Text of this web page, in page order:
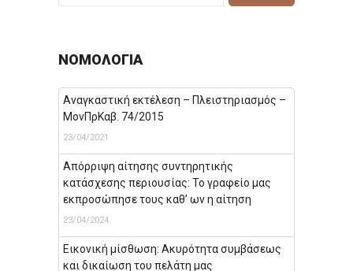
ΝΟΜΟΛΟΓΊΑ
Αναγκαστική εκτέλεση – Πλειστηριασμός –
ΜονΠρΚαβ. 74/2015
23/04/2021
Απόρριψη αίτησης συντηρητικής
κατάσχεσης περιουσίας: Το γραφείο μας
εκπροσώπησε τους καθ’ ων η αίτηση
23/04/2024
Εικονική μίσθωση: Ακυρότητα συμβάσεως
και δικαίωση του πελάτη μας